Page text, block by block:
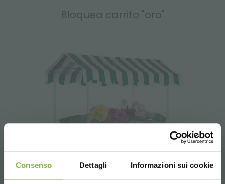
Consenso Dettagli Informazioni sui cookie
Bloquea carrito "oro"